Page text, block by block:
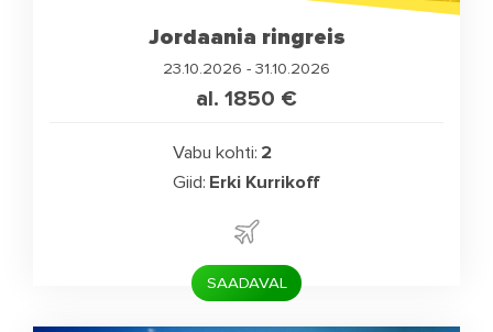
Jordaania ringreis
23.10.2026 - 31.10.2026
al. 1850 €
Vabu kohti: 2
Giid: Erki Kurrikoff
SAADAVAL